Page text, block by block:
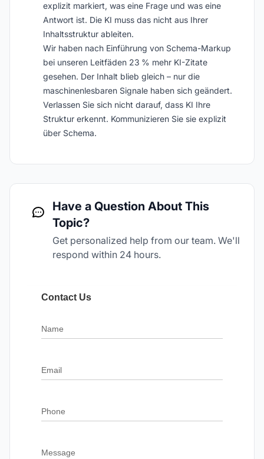
explizit markiert, was eine Frage und was eine
Antwort ist. Die KI muss das nicht aus Ihrer
Inhaltsstruktur ableiten.
Wir haben nach Einführung von Schema-Markup
bei unseren Leitfäden 23 % mehr KI-Zitate
gesehen. Der Inhalt blieb gleich – nur die
maschinenlesbaren Signale haben sich geändert.
Verlassen Sie sich nicht darauf, dass KI Ihre
Struktur erkennt. Kommunizieren Sie sie explizit
über Schema.
Have a Question About This
Topic?
Get personalized help from our team. We'll
respond within 24 hours.